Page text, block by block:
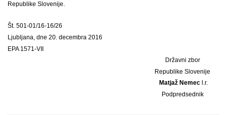
Republike Slovenije.
Št. 501-01/16-16/26
Ljubljana, dne 20. decembra 2016
EPA 1571-VII
Državni zbor
Republike Slovenije
Matjaž Nemecl.r.
Podpredsednik